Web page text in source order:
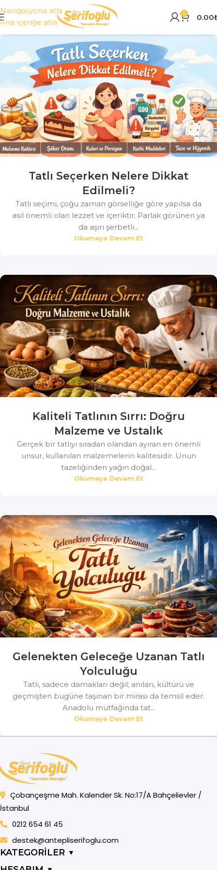
Navigasyona atla
Ana içeriğe atla
0 0.00
Tatlı Seçerken Nelere Dikkat
Edilmeli?
Tatlı seçimi, çoğu zaman görselliğe göre yapılsa da
asıl önemli olan lezzet ve içeriktir. Parlak görünen ya
da aşırı şerbetli...
Okumaya Devam Et
Kaliteli Tatlının Sırrı: Doğru
Malzeme ve Ustalık
Gerçek bir tatlıyı sıradan olandan ayıran en önemli
unsur, kullanılan malzemelerin kalitesidir. Unun
tazeliğinden yağın doğal...
Okumaya Devam Et
Gelenekten Geleceğe Uzanan Tatlı
Yolculuğu
Tatlı, sadece damakları değil; anıları, kültürü ve
geçmişten bugüne taşınan bir mirası da temsil eder.
Anadolu mutfağında tat...
Okumaya Devam Et
Çobançeşme Mah. Kalender Sk. No:17/A Bahçelievler /
İstanbul
0212 654 61 45
destek@antepliserifoglu.com
KATEGORİLER ▼